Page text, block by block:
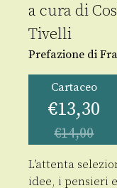
a cura di
Tivelli
Prefazione di
Cartaceo
€13,30
€14,00
L’attenta
idee, i pensieri